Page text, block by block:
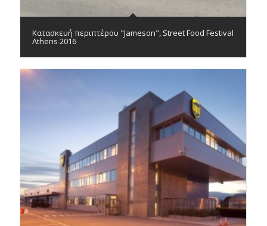
Κατασκευή περιπτέρου "Jameson", Street Food Festival
Athens 2016